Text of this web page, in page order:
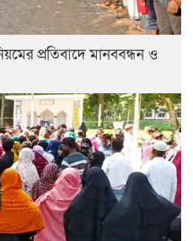
প্রতিবাদে মানববন্ধন ও